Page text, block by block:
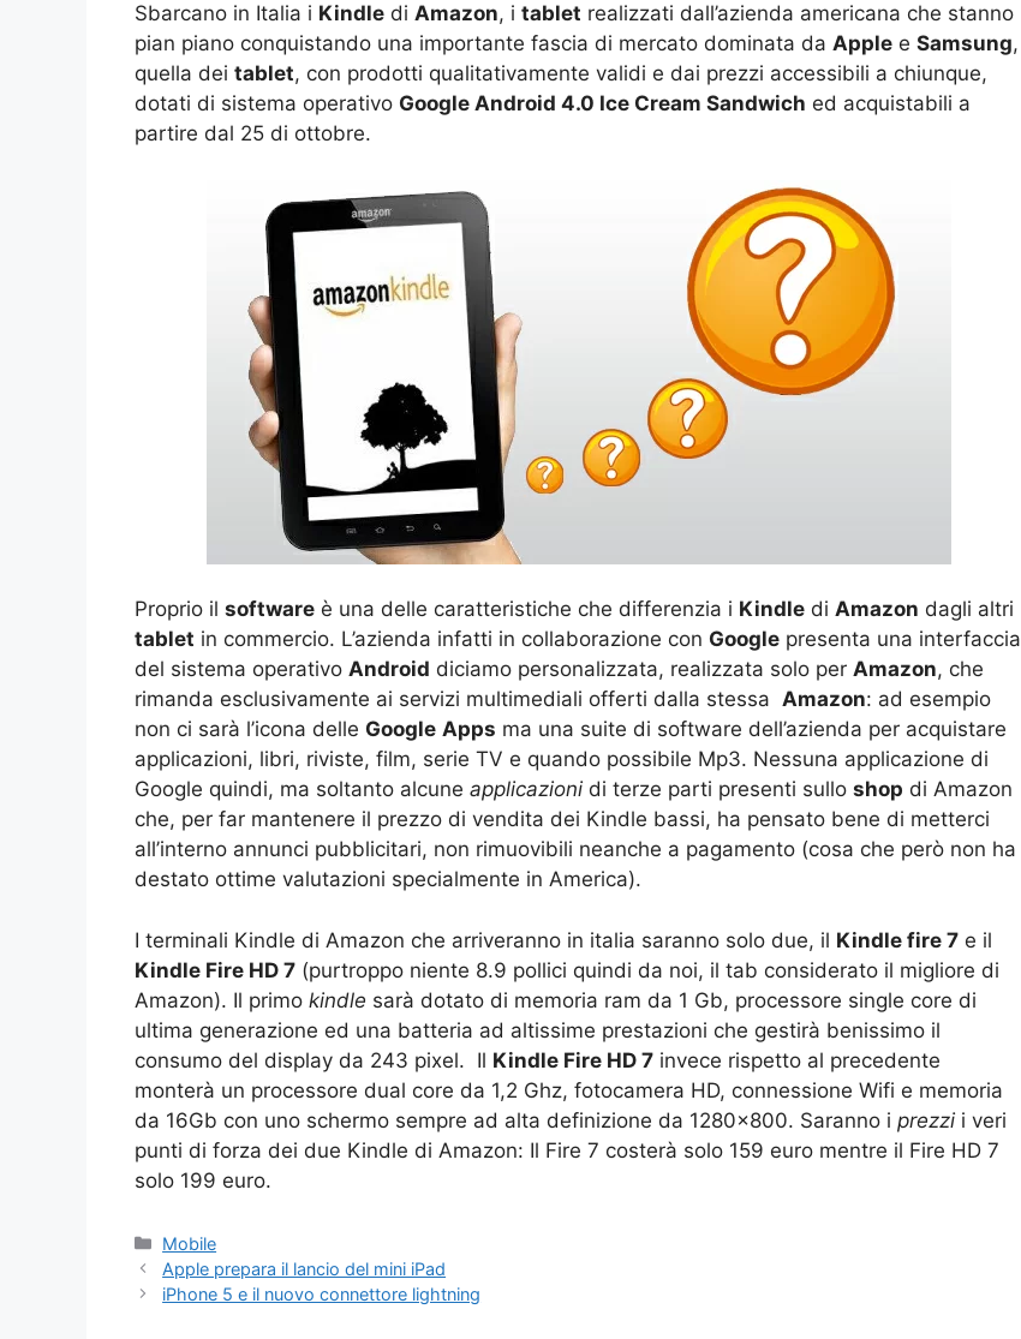
Sbarcano in Italia i Kindle di Amazon, i tablet realizzati dall’azienda americana che stanno
pian piano conquistando una importante fascia di mercato dominata da Apple e Samsung,
quella dei tablet, con prodotti qualitativamente validi e dai prezzi accessibili a chiunque,
dotati di sistema operativo Google Android 4.0 Ice Cream Sandwich ed acquistabili a
partire dal 25 di ottobre.
Proprio il software è una delle caratteristiche che differenzia i Kindle di Amazon dagli altri
tablet in commercio. L’azienda infatti in collaborazione con Google presenta una interfaccia
del sistema operativo Android diciamo personalizzata, realizzata solo per Amazon, che
rimanda esclusivamente ai servizi multimediali offerti dalla stessa Amazon: ad esempio
non ci sarà l’icona delle Google Apps ma una suite di software dell’azienda per acquistare
applicazioni, libri, riviste, film, serie TV e quando possibile Mp3. Nessuna applicazione di
Google quindi, ma soltanto alcune applicazioni di terze parti presenti sullo shop di Amazon
che, per far mantenere il prezzo di vendita dei Kindle bassi, ha pensato bene di metterci
all’interno annunci pubblicitari, non rimuovibili neanche a pagamento (cosa che però non ha
destato ottime valutazioni specialmente in America).
I terminali Kindle di Amazon che arriveranno in italia saranno solo due, il Kindle fire 7 e il
Kindle Fire HD 7 (purtroppo niente 8.9 pollici quindi da noi, il tab considerato il migliore di
Amazon). Il primo kindle sarà dotato di memoria ram da 1 Gb, processore single core di
ultima generazione ed una batteria ad altissime prestazioni che gestirà benissimo il
consumo del display da 243 pixel. Il Kindle Fire HD 7 invece rispetto al precedente
monterà un processore dual core da 1,2 Ghz, fotocamera HD, connessione Wifi e memoria
da 16Gb con uno schermo sempre ad alta definizione da 1280×800. Saranno i prezzi i veri
punti di forza dei due Kindle di Amazon: Il Fire 7 costerà solo 159 euro mentre il Fire HD 7
solo 199 euro.
Categorie
Mobile
Apple prepara il lancio del mini iPad
iPhone 5 e il nuovo connettore lightning